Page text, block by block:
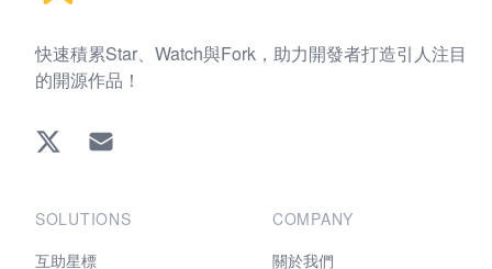
快速積累Star、Watch與Fork，助力開發者打造引人注目
的開源作品！
Twitter EMAIL
SOLUTIONS
互助星標
COMPANY
關於我們